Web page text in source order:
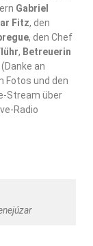
Gabriel
Fitz, den
, den Chef
, Betreuerin
(Danke an
Fotos und den
Stream über
Radio